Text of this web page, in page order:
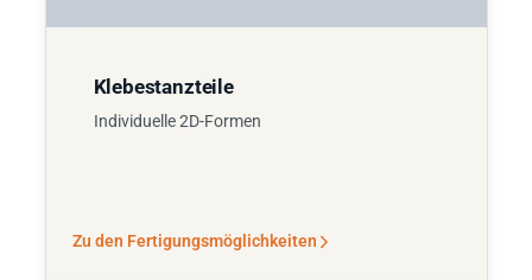
Klebestanzteile
Individuelle 2D-Formen
Zu den Fertigungsmöglichkeiten